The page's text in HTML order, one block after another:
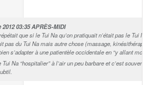
03:35 APRÈS-MIDI
que si le Tui Na qu’on pratiquait n’était pas le Tui
pas du Tui Na mais autre chose (massage,
s’adapter à une patientèle occidentale en “y allant
Tui Na “hospitalier” à l’air un peu barbare et c’est souvent